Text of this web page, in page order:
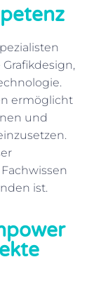
ermöglicht
und
ist.